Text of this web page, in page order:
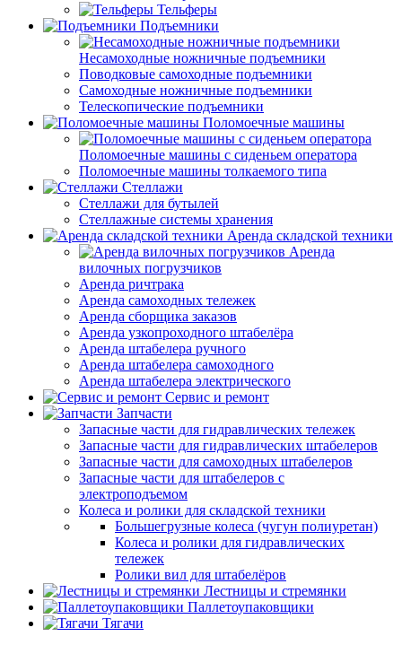
Тельферы
Подъемники
Несамоходные ножничные подъемники
Поводковые самоходные подъемники
Самоходные ножничные подъемники
Телескопические подъемники
Поломоечные машины
Поломоечные машины с сиденьем оператора
Поломоечные машины толкаемого типа
Стеллажи
Стеллажи для бутылей
Стеллажные системы хранения
Аренда складской техники
Аренда
вилочных погрузчиков
Аренда ричтрака
Аренда самоходных тележек
Аренда сборщика заказов
Аренда узкопроходного штабелёра
Аренда штабелера ручного
Аренда штабелера самоходного
Аренда штабелера электрического
Сервис и ремонт
Запчасти
Запасные части для гидравлических тележек
Запасные части для гидравлических штабелеров
Запасные части для самоходных штабелеров
Запасные части для штабелеров с
электроподъемом
Колеса и ролики для складской техники
Большегрузные колеса (чугун полиуретан)
Колеса и ролики для гидравлических
тележек
Ролики вил для штабелёров
Лестницы и стремянки
Паллетоупаковщики
Тягачи